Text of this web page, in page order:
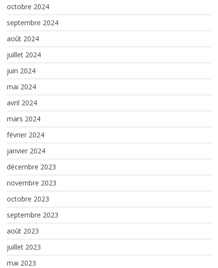
octobre 2024
septembre 2024
août 2024
juillet 2024
juin 2024
mai 2024
avril 2024
mars 2024
février 2024
janvier 2024
décembre 2023
novembre 2023
octobre 2023
septembre 2023
août 2023
juillet 2023
mai 2023